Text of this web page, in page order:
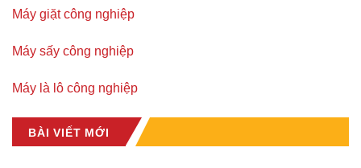
Máy giặt công nghiệp
Máy sấy công nghiệp
Máy là lô công nghiệp
BÀI VIẾT MỚI